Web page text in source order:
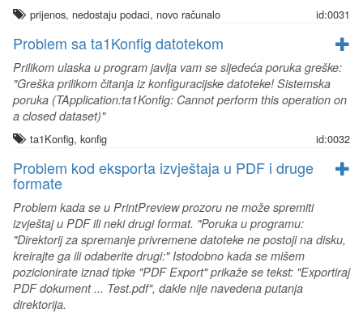
prijenos, nedostaju podaci, novo računalo id:0031
Problem sa ta1Konfig datotekom
Prilikom ulaska u program javlja vam se sljedeća poruka greške:
"Greška prilikom čitanja iz konfiguracijske datoteke! Sistemska
poruka (TApplication:ta1Konfig: Cannot perform this operation on
a closed dataset)"
ta1Konfig, konfig id:0032
Problem kod eksporta izvještaja u PDF i druge
formate
Problem kada se u PrintPreview prozoru ne može spremiti
izvještaj u PDF ili neki drugi format. "Poruka u programu:
"Direktorij za spremanje privremene datoteke ne postoji na disku,
kreirajte ga ili odaberite drugi:" Istodobno kada se mišem
pozicionirate iznad tipke "PDF Export" prikaže se tekst: "Exportiraj
PDF dokument ... Test.pdf", dakle nije navedena putanja
direktorija.